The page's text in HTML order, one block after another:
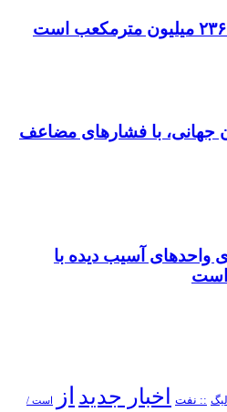
جهانی، با فشارهای مضاعف
واحدهای آسیب دیده با
است
:: نفت اخبار جدید از است /